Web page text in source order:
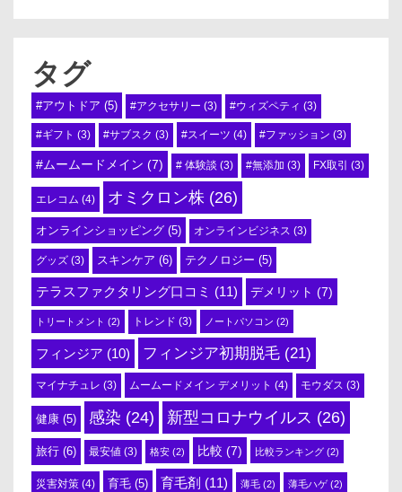
タグ
#アウトドア (5) #アクセサリー (3) #ウィズペティ (3)
#ギフト (3) #サブスク (3) #スイーツ (4) #ファッション (3)
#ムームードメイン (7) # 体験談 (3) #無添加 (3) FX取引 (3)
エレコム (4) オミクロン株 (26)
オンラインショッピング (5) オンラインビジネス (3)
グッズ (3) スキンケア (6) テクノロジー (5)
テラスファクタリング口コミ (11) デメリット (7)
トリートメント (2) トレンド (3) ノートパソコン (2)
フィンジア (10) フィンジア初期脱毛 (21)
マイナチュレ (3) ムームードメイン デメリット (4) モウダス (3)
健康 (5) 感染 (24) 新型コロナウイルス (26)
旅行 (6) 最安値 (3) 格安 (2) 比較 (7) 比較ランキング (2)
災害対策 (4) 育毛 (5) 育毛剤 (11) 薄毛 (2) 薄毛ハゲ(2)